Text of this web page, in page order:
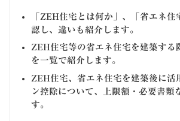
「ZEH住宅とは何か」、「省エネ住
認し、違いも紹介します。
ZEH住宅等の省エネ住宅を建築する
を一覧で紹介します。
ZEH住宅、省エネ住宅を建築後に活
ン控除について、上限額・必要書類
す。